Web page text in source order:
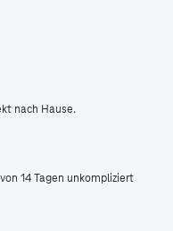
nach Hause.
14 Tagen unkompliziert